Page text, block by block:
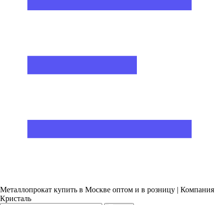
Металлопрокат купить в Москве оптом и в розницу | Компания
Кристаль